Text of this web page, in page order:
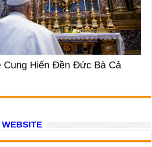
Cung Hiến Ðền Ðức Bà Cả